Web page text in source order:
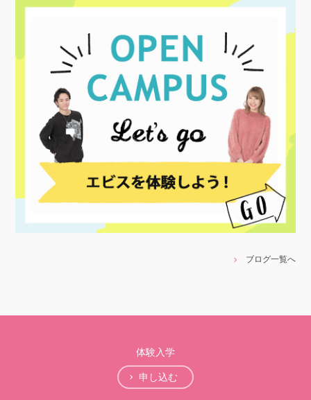
ブログ一覧へ
体験入学
申し込む